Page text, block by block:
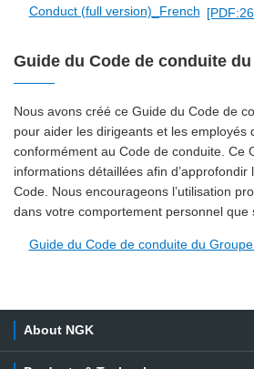
Conduct (full version)_French
Guide du Code de conduite
Nous avons créé ce Guide du Code de
pour aider les dirigeants et les employés
conformément au Code de conduite. Ce
informations détaillées afin d’approfondir
Code. Nous encourageons l’utilisation
dans votre comportement personnel que
Guide du Code de conduite du
About NGK